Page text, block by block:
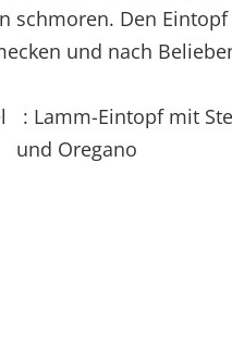
schmoren. Den
und nach
: Lamm-Eintopf mit
Oregano